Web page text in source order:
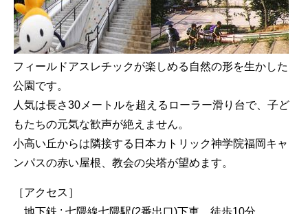
フィールドアスレチックが楽しめる自然の形を生かした
公園です。
人気は長さ30メートルを超えるローラー滑り台で、子ど
もたちの元気な歓声が絶えません。
小高い丘からは隣接する日本カトリック神学院福岡キャ
ンパスの赤い屋根、教会の尖塔が望めます。
［アクセス］
地下鉄 : 七隈線七隈駅(2番出口)下車、徒歩10分